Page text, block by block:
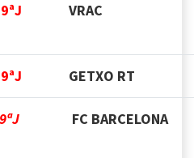
VRAC
GETXO RT
FC BARCELONA